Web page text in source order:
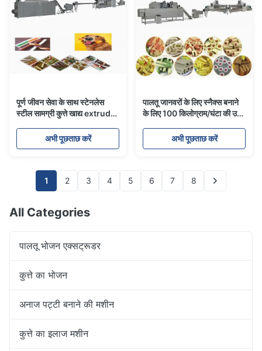
पूर्ण जीवन सेवा के साथ स्टेनलेस
स्टील सामग्री कुत्ते खाद्य extruder
अभी पूछताछ करें
पालतू जानवरों के लिए स्नैक्स बनाने
के लिए 100 किलोग्राम/घंटा की उच्च
अभी पूछताछ करें
1 2 3 4 5 6 7 8
All Categories
पालतू भोजन एक्सट्रूडर
कुत्ते का भोजन
अनाज पट्टी बनाने की मशीन
कुत्ते का इलाज मशीन